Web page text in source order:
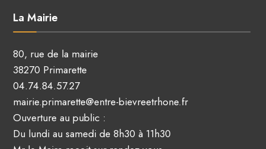
La Mairie
80, rue de la mairie
38270 Primarette
04.74.84.57.27
mairie.primarette@entre-bievreetrhone.fr
Ouverture au public :
Du lundi au samedi de 8h30 à 11h30